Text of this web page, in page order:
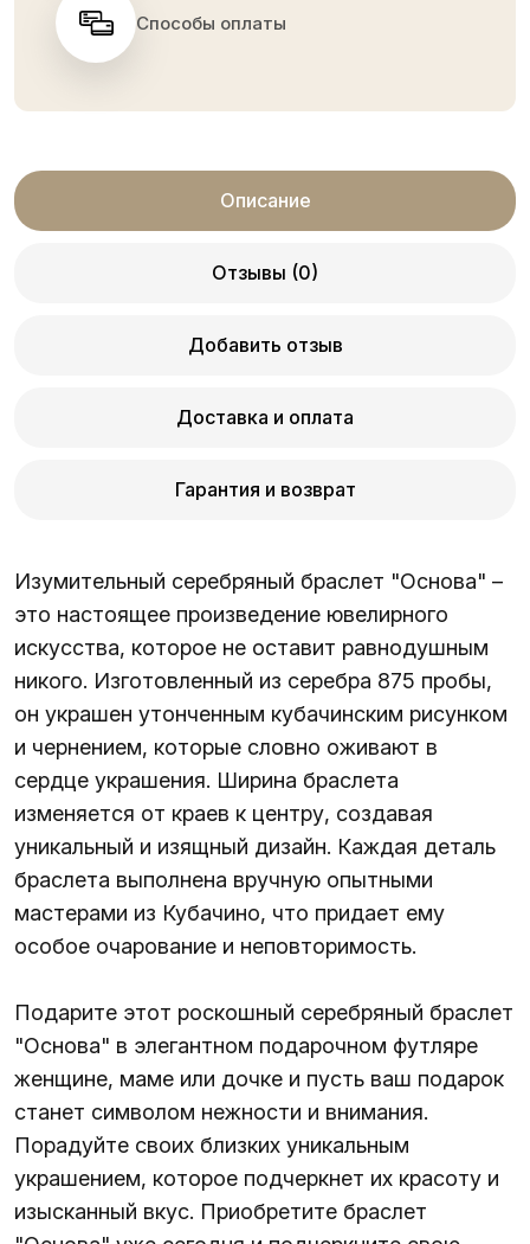
Способы оплаты
Описание
Отзывы (0)
Добавить отзыв
Доставка и оплата
Гарантия и возврат
Изумительный серебряный браслет "Основа" –
это настоящее произведение ювелирного
искусства, которое не оставит равнодушным
никого. Изготовленный из серебра 875 пробы,
он украшен утонченным кубачинским рисунком
и чернением, которые словно оживают в
сердце украшения. Ширина браслета
изменяется от краев к центру, создавая
уникальный и изящный дизайн. Каждая деталь
браслета выполнена вручную опытными
мастерами из Кубачино, что придает ему
особое очарование и неповторимость.
Подарите этот роскошный серебряный браслет
"Основа" в элегантном подарочном футляре
женщине, маме или дочке и пусть ваш подарок
станет символом нежности и внимания.
Порадуйте своих близких уникальным
украшением, которое подчеркнет их красоту и
изысканный вкус. Приобретите браслет